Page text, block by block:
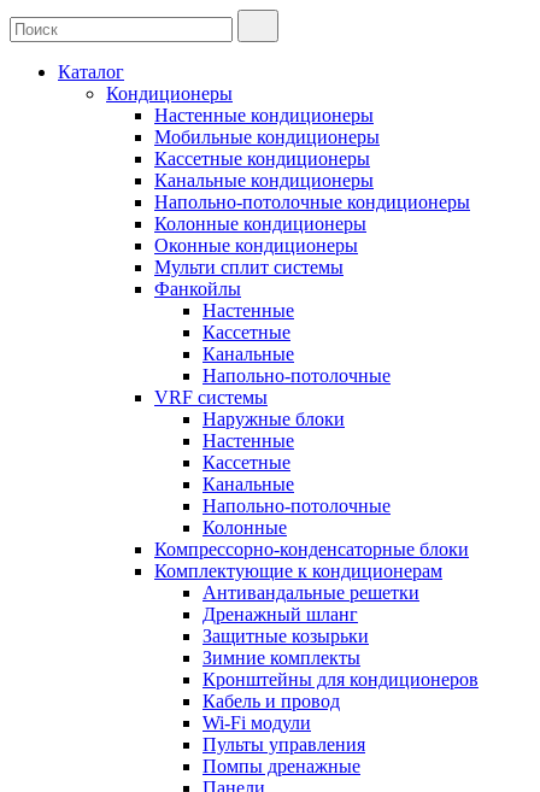
Каталог
Кондиционеры
Настенные кондиционеры
Мобильные кондиционеры
Кассетные кондиционеры
Канальные кондиционеры
Напольно-потолочные кондиционеры
Колонные кондиционеры
Оконные кондиционеры
Мульти сплит системы
Фанкойлы
Настенные
Кассетные
Канальные
Напольно-потолочные
VRF системы
Наружные блоки
Настенные
Кассетные
Канальные
Напольно-потолочные
Колонные
Компрессорно-конденсаторные блоки
Комплектующие к кондиционерам
Антивандальные решетки
Дренажный шланг
Защитные козырьки
Зимние комплекты
Кронштейны для кондиционеров
Кабель и провод
Wi-Fi модули
Пульты управления
Помпы дренажные
Панели